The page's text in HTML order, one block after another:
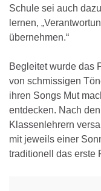
Schule sei auch
lernen,
übernehmen.“
Begleitet wurde das
von schmissigen
ihren Songs Mut
entdecken. Nach
Klassenlehrern
mit jeweils einer
traditionell das erste